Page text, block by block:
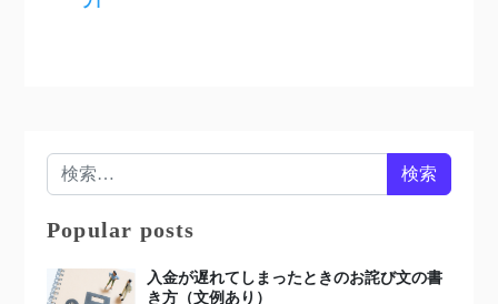
検索:
Popular posts
入金が遅れてしまったときのお詫び文の書
き方（文例あり）